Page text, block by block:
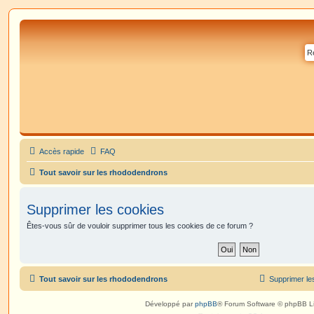
Accès rapide FAQ
Tout savoir sur les rhododendrons
Supprimer les cookies
Êtes-vous sûr de vouloir supprimer tous les cookies de ce forum ?
Tout savoir sur les rhododendrons Supprimer
Développé parphpBB® Forum Software © phpBB